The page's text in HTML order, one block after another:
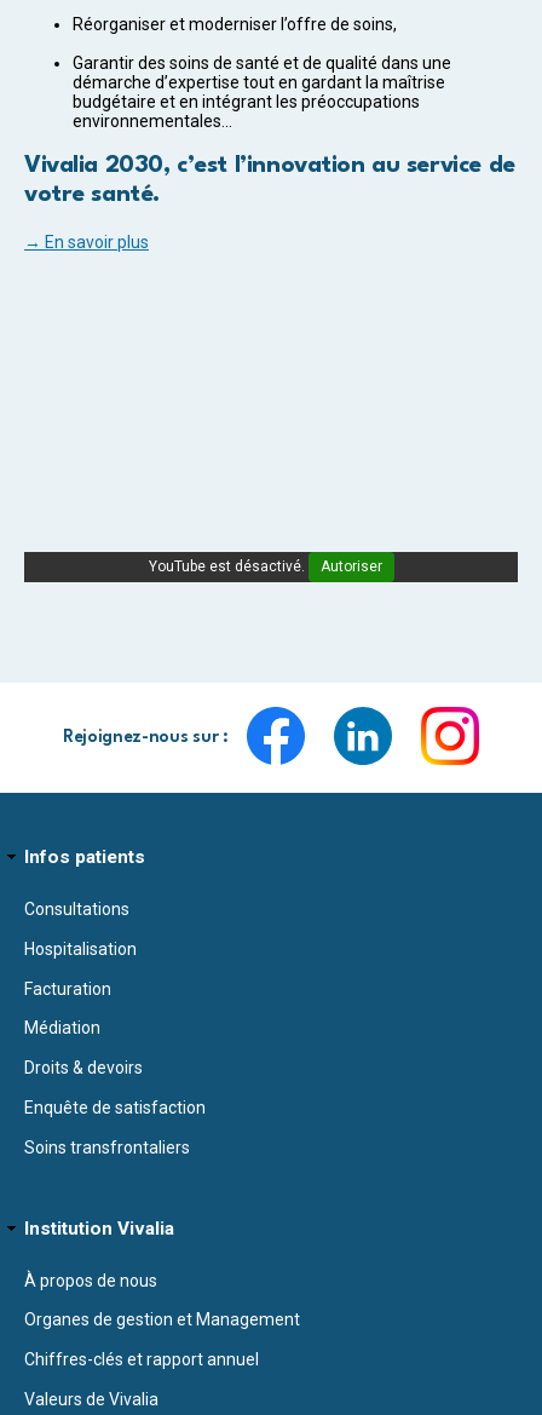
Réorganiser et moderniser l’offre de soins,
Garantir des soins de santé et de qualité dans une
démarche d’expertise tout en gardant la maîtrise
budgétaire et en intégrant les préoccupations
environnementales…
Vivalia 2030, c’est l’innovation au service de
votre santé.
→ En savoir plus
YouTube est désactivé. Autoriser
Rejoignez-nous sur :
Infos patients
Consultations
Hospitalisation
Facturation
Médiation
Droits & devoirs
Enquête de satisfaction
Soins transfrontaliers
Institution Vivalia
À propos de nous
Organes de gestion et Management
Chiffres-clés et rapport annuel
Valeurs de Vivalia